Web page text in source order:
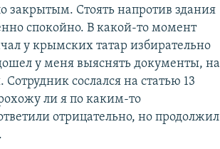
закрытым. Стоять напротив здания
спокойно. В какой-то момент
у крымских татар избирательно
у меня выяснять документы, на
сослался на статью 13
ли я по каким-то
отрицательно, но продолжил